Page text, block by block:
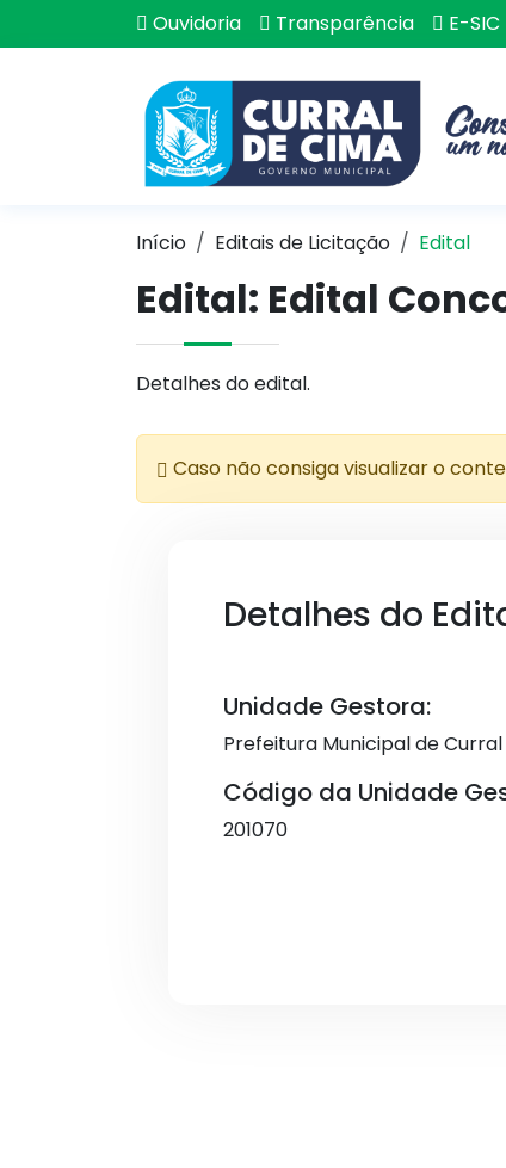
Ouvidoria Transparência E-SIC
Início Editais de Licitação Edital
Edital: Edital
Detalhes do edital.
Caso não consiga visualizar o
Detalhes do
Unidade Gestora:
Prefeitura Municipal de
Código da Unidade
201070